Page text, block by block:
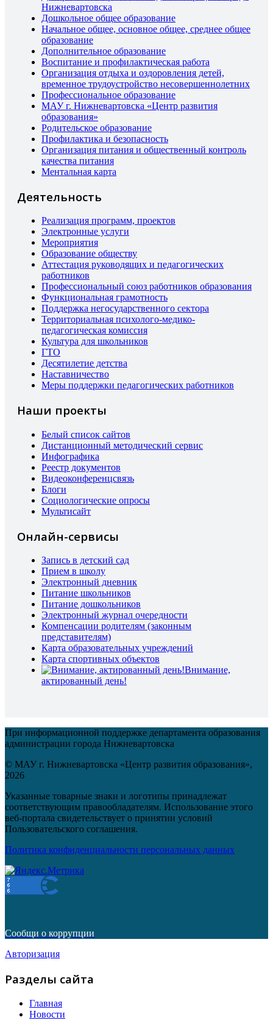
Нижневартовска
Дошкольное общее образование
Начальное общее, основное общее, среднее общее
образование
Дополнительное образование
Воспитание и профилактическая работа
Организация отдыха и оздоровления детей,
временное трудоустройство несовершеннолетних
Профессиональное образование
МАУ г. Нижневартовска «Центр развития
образования»
Родительское образование
Профилактика и безопасность
Организация питания и общественный контроль
качества питания
Ментальная карта
Деятельность
Реализация программ, проектов
Электронные услуги
Мероприятия
Образование обществу
Аттестация руководящих и педагогических
работников
Профессиональный союз работников образования
Функциональная грамотность
Поддержка негосударственного сектора
Территориальная психолого-медико-
педагогическая комиссия
Культура для школьников
ГТО
Десятилетие детства
Наставничество
Меры поддержки педагогических работников
Наши проекты
Белый список сайтов
Дистанционный методический сервис
Инфографика
Реестр документов
Видеоконференцсвязь
Блоги
Социологические опросы
Мультисайт
Онлайн-сервисы
Запись в детский сад
Прием в школу
Электронный дневник
Питание школьников
Питание дошкольников
Электронный журнал очередности
Компенсации родителям (законным
представителям)
Карта образовательных учреждений
Карта спортивных объектов
Внимание,
актированный день!
При информационной поддержке департамента образования
администрации города Нижневартовска
© МАУ г. Нижневартовска «Центр развития образования»,
2026
Указанные товарные знаки и логотипы принадлежат
соответствующим правообладателям. Использование этого
веб-портала свидетельствует о принятии условий
Пользовательского соглашения.
Политика конфиденциальности персональных данных
Сообщи о коррупции
Авторизация
Разделы сайта
Главная
Новости